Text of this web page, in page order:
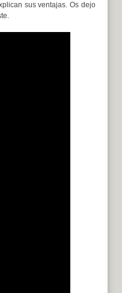
sus ventajas.Os dejo